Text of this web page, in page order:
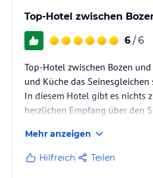
Top-Hotel zwischen
6 / 6
Top-Hotel zwischen Bozen
und Küche das
In diesem Hotel gibt es nichts
herzlichen Empfang über den
immer 100%
Mehr anzeigen
Hilfreich Teilen